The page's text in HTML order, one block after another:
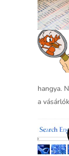
hangya.
a